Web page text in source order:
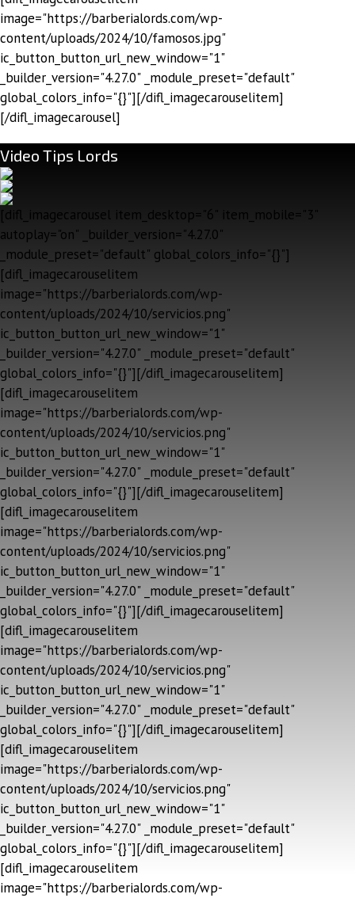
image="https://barberialords.com/wp-
content/uploads/2024/10/famosos.jpg"
ic_button_button_url_new_window="1"
_builder_version="4.27.0" _module_preset="default"
global_colors_info="{}"][/difl_imagecarouselitem]
[/difl_imagecarousel]
Video Tips Lords
[difl_imagecarousel item_desktop="6" item_mobile="3"
autoplay="on" _builder_version="4.27.0"
_module_preset="default" global_colors_info="{}"]
[difl_imagecarouselitem
image="https://barberialords.com/wp-
content/uploads/2024/10/servicios.png"
ic_button_button_url_new_window="1"
_builder_version="4.27.0" _module_preset="default"
global_colors_info="{}"][/difl_imagecarouselitem]
[difl_imagecarouselitem
image="https://barberialords.com/wp-
content/uploads/2024/10/servicios.png"
ic_button_button_url_new_window="1"
_builder_version="4.27.0" _module_preset="default"
global_colors_info="{}"][/difl_imagecarouselitem]
[difl_imagecarouselitem
image="https://barberialords.com/wp-
content/uploads/2024/10/servicios.png"
ic_button_button_url_new_window="1"
_builder_version="4.27.0" _module_preset="default"
global_colors_info="{}"][/difl_imagecarouselitem]
[difl_imagecarouselitem
image="https://barberialords.com/wp-
content/uploads/2024/10/servicios.png"
ic_button_button_url_new_window="1"
_builder_version="4.27.0" _module_preset="default"
global_colors_info="{}"][/difl_imagecarouselitem]
[difl_imagecarouselitem
image="https://barberialords.com/wp-
content/uploads/2024/10/servicios.png"
ic_button_button_url_new_window="1"
_builder_version="4.27.0" _module_preset="default"
global_colors_info="{}"][/difl_imagecarouselitem]
[difl_imagecarouselitem
image="https://barberialords.com/wp-